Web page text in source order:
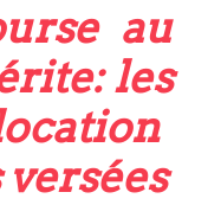
au
les